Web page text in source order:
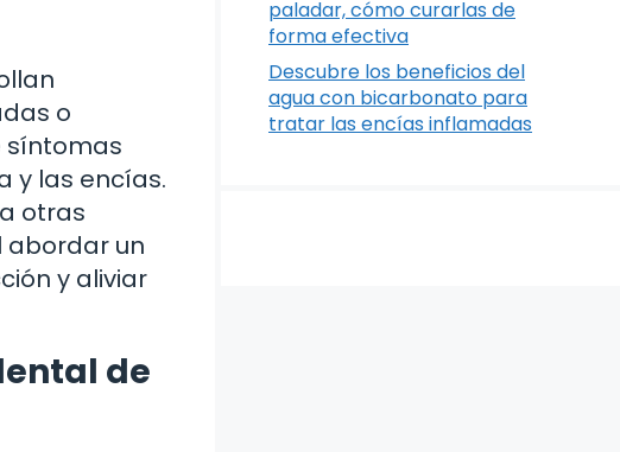
o
síntomas
y las encías.
otras
abordar un
y aliviar
de
paladar, cómo curarlas de
forma efectiva
Descubre los beneficios del
agua con bicarbonato para
tratar las encías inflamadas